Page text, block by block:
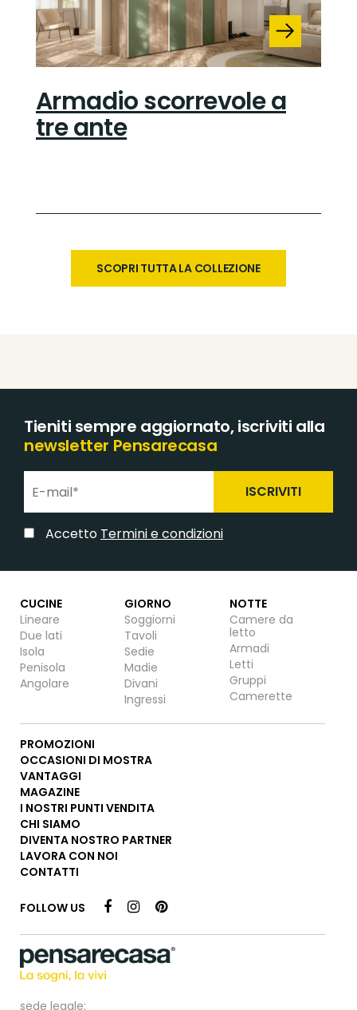
Armadio scorrevole a
tre ante
SCOPRI TUTTA LA COLLEZIONE
Tieniti sempre aggiornato, iscriviti alla
newsletter Pensarecasa
ISCRIVITI
Accetto Termini e condizioni
CUCINE
Lineare
Due lati
Isola
Penisola
Angolare
GIORNO
Soggiorni
Tavoli
Sedie
Madie
Divani
Ingressi
NOTTE
Camere da
letto
Armadi
Letti
Gruppi
Camerette
PROMOZIONI
OCCASIONI DI MOSTRA
VANTAGGI
MAGAZINE
I NOSTRI PUNTI VENDITA
CHI SIAMO
DIVENTA NOSTRO PARTNER
LAVORA CON NOI
CONTATTI
FOLLOW US
sede legale: